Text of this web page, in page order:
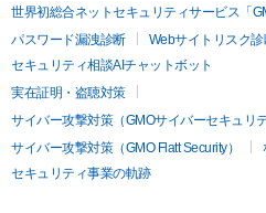
世界初総合ネットセキュリティサービス「
パスワード漏洩診断
Webサイトリスク診
セキュリティ相談AIチャットボット
実在証明・盗聴対策
サイバー攻撃対策（GMOサイバーセキュリ
サイバー攻撃対策（GMO Flatt Security）
セキュリティ事業の軌跡